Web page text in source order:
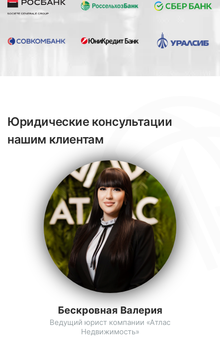
Юридические консультации
нашим клиентам
Бескровная Валерия
Ведущий юрист компании «Атлас
Недвижимость»